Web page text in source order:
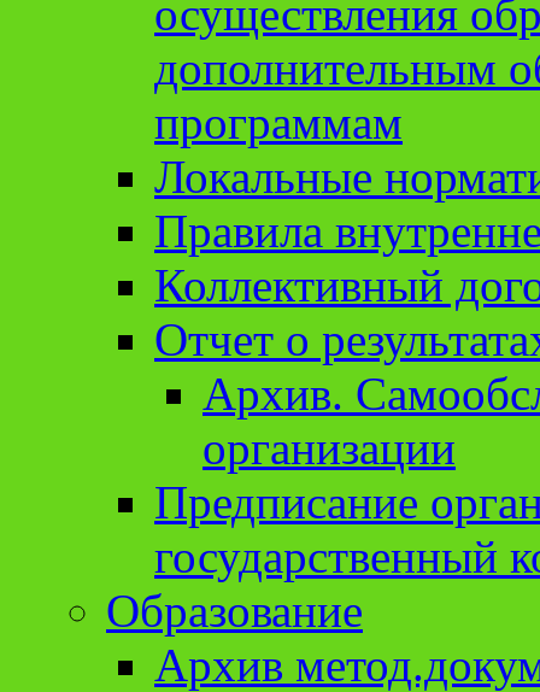
осуществления
дополнительным
программам
Локальные
Правила
Коллективный
Отчет о
Архив.
организации
Предписание
государственный
Образование
Архив